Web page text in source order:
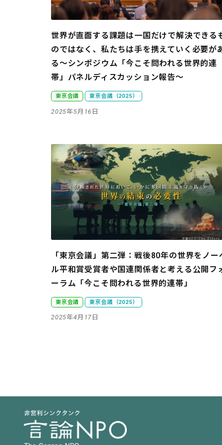
世界が直面する課題は一国だけで解決できる
のではなく、私たちは手を携えていく必要が
る ～シンポジウム「今こそ問われる世界的連
帯」パネルディスカッション報告～
東京会議 東京会議（2025）
2025年5月16日
「東京会議」第二弾：戦後80年の世界をノー
ル平和賞受賞者や国連関係者と考える 公開フ
ーラム「今こそ問われる世界的連帯」
東京会議 東京会議（2025）
2025年4月17日